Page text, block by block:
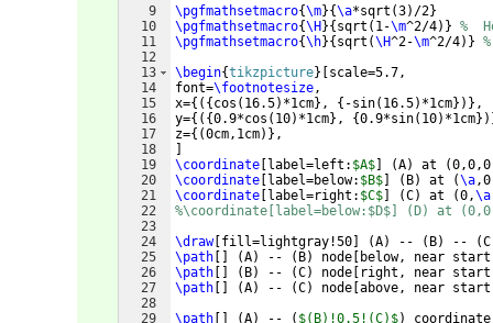
9
10
11
12
13
14
15
16
17
18
19
20
21
22
23
24
25
26
27
28
29
\pgfmathsetmacro{\m}{\a*sqrt (3) /2}
\pgfmathsetmacro{\H }{ sqrt ( 1-\m^2/4)} %
\pgfmathsetmacro{\h}{ sqrt (\H^2-\m^2/4)}
\begin{tikzpicture}
scale=5.7,
font=\footnotesize,
x={({ cos ( 16.5) *1cm} , { -sin( 16.5) *1cm})} ,
y={({0.9*cos ( 10) *1cm} , {0.9*sin( 10) *1cm
z={(0cm,1cm)} ,
\coordinate
label=left: $A$ (A) at (0,0,0
\coordinate
label=below: $B$ ( B) at (\a
\coordinate
label=right: $C$ (C) at (0,\a
%\coordinate[label=below:$D$] (D) at
\draw[ fill=lightgray!50 (A) -- ( B) -- (C
\path
(A) -- ( B) node below, near start
\path
( B) -- (C) node right, near start
\path
(A) -- (C) node above, near start
\path
(A) -- ( $(B)!0.5!(C)$) coordinate